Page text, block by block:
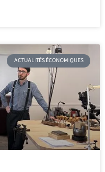
ACTUALITÉS ÉCONOMIQUES